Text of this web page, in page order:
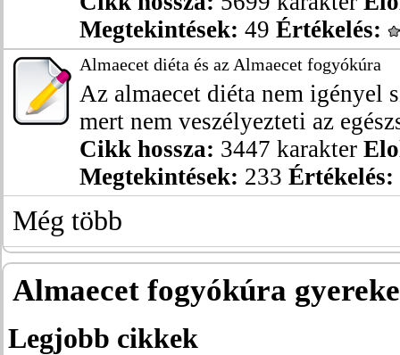
Megtekintések: 49 Értékelés:
Almaecet diéta és az Almaecet fogyókúra
Az almaecet diéta nem igényel
mert nem veszélyezteti az
Cikk hossza: 3447 karakter
Megtekintések: 233 Értékelés:
Még több
Almaecet fogyókúra
Legjobb cikkek